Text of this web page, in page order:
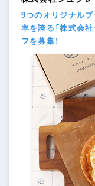
9つのオリジナル
率を誇る「株式会
フを募集！